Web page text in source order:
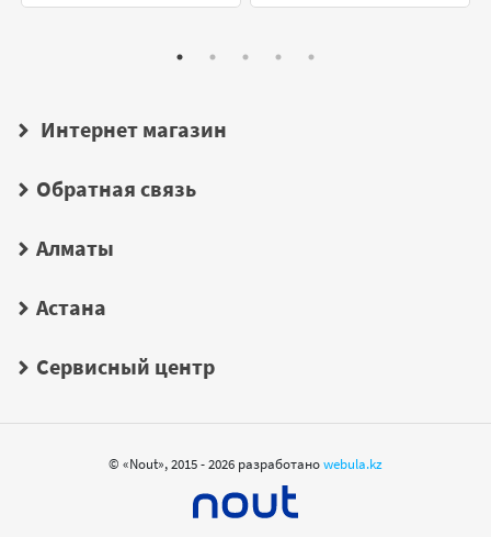
Интернет магазин
Обратная связь
Алматы
Астана
Сервисный центр
© «Nout», 2015 - 2026 разработаноwebula.kz